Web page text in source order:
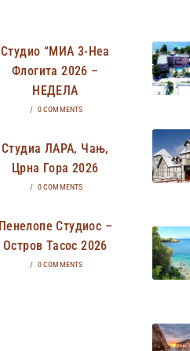
Студио “МИА 3-Неа
Флогита 2026 –
НЕДЕЛА
/ 0 COMMENTS
Студиа ЛАРА, Чањ,
Црна Гора 2026
/ 0 COMMENTS
Пенелопе Студиос –
Остров Тасос 2026
/ 0 COMMENTS